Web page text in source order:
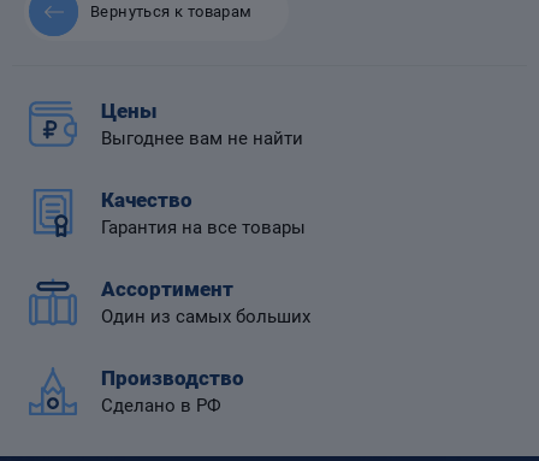
Вернуться к товарам
Цены
Выгоднее вам не найти
Качество
Гарантия на все товары
Ассортимент
Один из самых больших
Производство
Сделано в РФ